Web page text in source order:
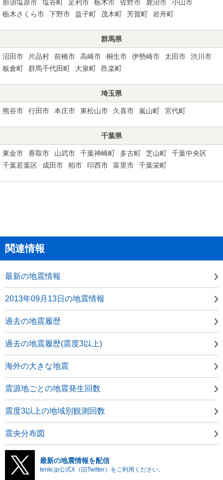
那須塩原市 塩谷町 足利市 栃木市 佐野市 鹿沼市
小山市
栃木さくら市
下野市 益子町 茂木町 芳賀町 岩舟町
群馬県
沼田市 片品村 前橋市 高崎市 桐生市 伊勢崎市 太田市
渋川市
板倉町
群馬千代田町 大泉町 邑楽町
埼玉県
熊谷市 行田市 本庄市 東松山市 久喜市 嵐山町 宮代町
千葉県
東金市 香取市 山武市 千葉神崎町 多古町 芝山町
千葉中央区
千葉若葉区
成田市 柏市 印西市 富里市 千葉栄町
関連情報
最新の地震情報
2013年09月13日の地震情報
過去の地震履歴
過去の地震履歴(震度3以上)
海外の大きな地震
震源地ごとの地震発生回数
震度3以上の地域別観測回数
震央分布図
最新の地震情報を配信
tenki.jp公式X（旧Twitter）をご利用ください。